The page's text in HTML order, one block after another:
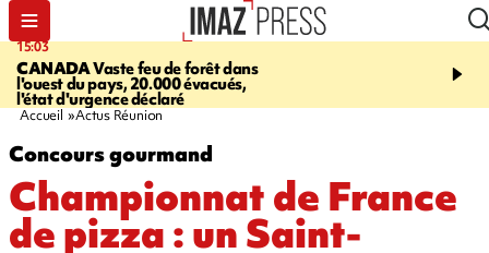
15:03
CANADAVaste feu de forêt dans
l'ouest du pays, 20.000 évacués,
l'état d'urgence déclaré
19:21
CONTRÔLES
end, 109 infractions
Accueil Actus Réunion
Concours gourmand
Championnat de France
de pizza : un Saint-